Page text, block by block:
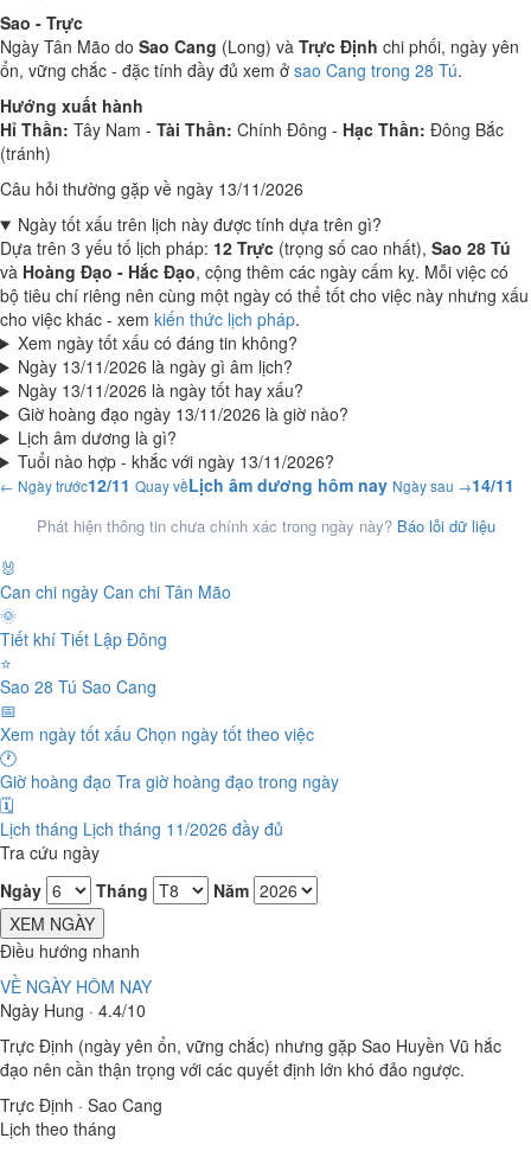
Sao - Trực
Ngày Tân Mão do Sao Cang (Long) và Trực Định chi phối, ngày yên
ổn, vững chắc - đặc tính đầy đủ xem ở sao Cang trong 28 Tú.
Hướng xuất hành
Hỉ Thần: Tây Nam - Tài Thần: Chính Đông - Hạc Thần: Đông Bắc
(tránh)
Câu hỏi thường gặp về ngày 13/11/2026
Ngày tốt xấu trên lịch này được tính dựa trên gì?
Dựa trên 3 yếu tố lịch pháp: 12 Trực (trọng số cao nhất), Sao 28 Tú
và Hoàng Đạo - Hắc Đạo, cộng thêm các ngày cấm kỵ. Mỗi việc có
bộ tiêu chí riêng nên cùng một ngày có thể tốt cho việc này nhưng xấu
cho việc khác - xem kiến thức lịch pháp.
Xem ngày tốt xấu có đáng tin không?
Ngày 13/11/2026 là ngày gì âm lịch?
Ngày 13/11/2026 là ngày tốt hay xấu?
Giờ hoàng đạo ngày 13/11/2026 là giờ nào?
Lịch âm dương là gì?
Tuổi nào hợp - khắc với ngày 13/11/2026?
← Ngày trước12/11 Quay vềLịch âm dương hôm nay Ngày sau →14/11
Phát hiện thông tin chưa chính xác trong ngày này? Báo lỗi dữ liệu
🐰
Can chi ngày Can chi Tân Mão
🌞
Tiết khí Tiết Lập Đông
⭐
Sao 28 Tú Sao Cang
📅
Xem ngày tốt xấu Chọn ngày tốt theo việc
🕐
Giờ hoàng đạo Tra giờ hoàng đạo trong ngày
🗓️
Lịch tháng Lịch tháng 11/2026 đầy đủ
Tra cứu ngày
Ngày
Tháng
Năm
XEM NGÀY
Điều hướng nhanh
VỀ NGÀY HÔM NAY
Ngày Hung · 4.4/10
Trực Định (ngày yên ổn, vững chắc) nhưng gặp Sao Huyền Vũ hắc
đạo nên cần thận trọng với các quyết định lớn khó đảo ngược.
Trực Định · Sao Cang
Lịch theo tháng